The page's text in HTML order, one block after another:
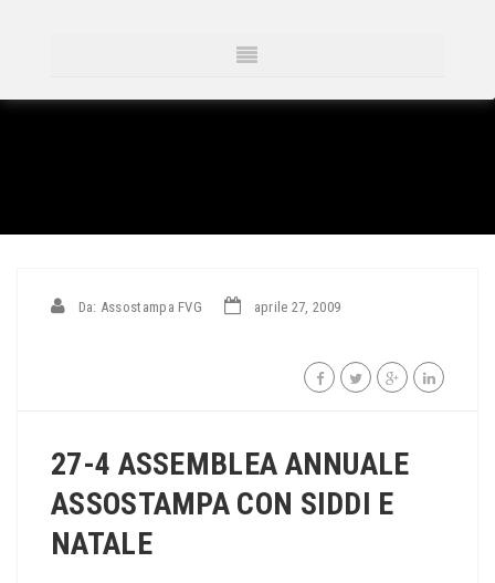
Da: Assostampa FVG aprile 27, 2009
27-4 ASSEMBLEA ANNUALE
ASSOSTAMPA CON SIDDI E
NATALE